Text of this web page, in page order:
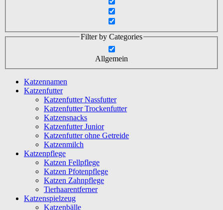
Filter by Categories
Allgemein
Katzennamen
Katzenfutter
Katzenfutter Nassfutter
Katzenfutter Trockenfutter
Katzensnacks
Katzenfutter Junior
Katzenfutter ohne Getreide
Katzenmilch
Katzenpflege
Katzen Fellpflege
Katzen Pfotenpflege
Katzen Zahnpflege
Tierhaarentferner
Katzenspielzeug
Katzenbälle